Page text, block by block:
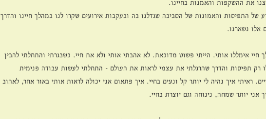
את ההשקפות והאמנות בחיינו.
של התפיסות והאמונות של הסביבה שגדלנו בה ובעקבות אירועים שקרו לנו במהלך חיינו והדרך
אלו נשארנו.
אימללו אותי. הייתי פשוט מדוכאת. לא אהבתי אותי ולא את חיי. כשבגרתי והתחלתי להבין
תפיסות והדרך שהרגלתי את עצמי לראות את העולם - התחלתי לעשות עבודה פנימית
ראיתי איך נהיה לי יותר קל ונעים בחיי. איך פתאום אני יכולה לראות אותי באור אחר, לאהוב
יותר שמחה, נינוחה וגם יוצרת בחיי.